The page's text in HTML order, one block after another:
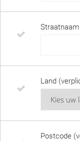
Land
Postcode